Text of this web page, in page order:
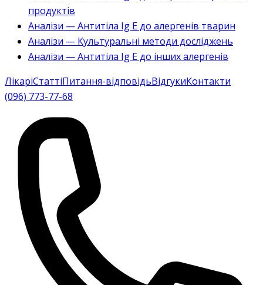
продуктів
Аналізи — Антитіла Ig E до алергенів тварин
Аналізи — Культуральні методи досліджень
Аналізи — Антитіла Ig E до інших алергенів
ЛікаріСтаттіПитання-відповідьВідгукиКонтакти
(096) 773-77-68